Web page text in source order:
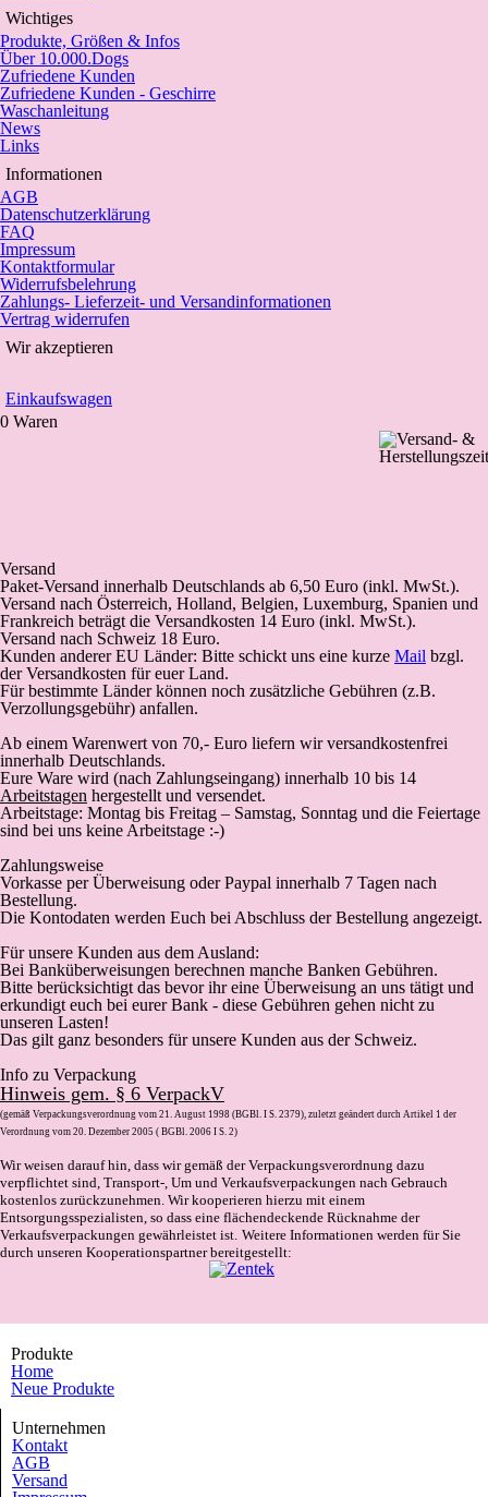
Wichtiges
Produkte, Größen & Infos
Über 10.000.Dogs
Zufriedene Kunden
Zufriedene Kunden - Geschirre
Waschanleitung
News
Links
Informationen
AGB
Datenschutzerklärung
FAQ
Impressum
Kontaktformular
Widerrufsbelehrung
Zahlungs- Lieferzeit- und Versandinformationen
Vertrag widerrufen
Wir akzeptieren
Einkaufswagen
0 Waren
Versand
Paket-Versand innerhalb Deutschlands ab 6,50 Euro (inkl. MwSt.).
Versand nach Österreich, Holland, Belgien, Luxemburg, Spanien und
Frankreich beträgt die Versandkosten 14 Euro (inkl. MwSt.).
Versand nach Schweiz 18 Euro.
Kunden anderer EU Länder: Bitte schickt uns eine kurze Mail bzgl.
der Versandkosten für euer Land.
Für bestimmte Länder können noch zusätzliche Gebühren (z.B.
Verzollungsgebühr) anfallen.
Ab einem Warenwert von 70,- Euro liefern wir versandkostenfrei
innerhalb Deutschlands.
Eure Ware wird (nach Zahlungseingang) innerhalb 10 bis 14
Arbeitstagen hergestellt und versendet.
Arbeitstage: Montag bis Freitag – Samstag, Sonntag und die Feiertage
sind bei uns keine Arbeitstage :-)
Zahlungsweise
Vorkasse per Überweisung oder Paypal innerhalb 7 Tagen nach
Bestellung.
Die Kontodaten werden Euch bei Abschluss der Bestellung angezeigt.
Für unsere Kunden aus dem Ausland:
Bei Banküberweisungen berechnen manche Banken Gebühren.
Bitte berücksichtigt das bevor ihr eine Überweisung an uns tätigt und
erkundigt euch bei eurer Bank - diese Gebühren gehen nicht zu
unseren Lasten!
Das gilt ganz besonders für unsere Kunden aus der Schweiz.
Info zu Verpackung
Hinweis gem. § 6 VerpackV
(gemäß Verpackungsverordnung vom 21. August 1998 (BGBl. I S. 2379), zuletzt geändert durch Artikel 1 der
Verordnung vom 20. Dezember 2005 ( BGBl. 2006 I S. 2)
Wir weisen darauf hin, dass wir gemäß der Verpackungsverordnung dazu
verpflichtet sind, Transport-, Um und Verkaufsverpackungen nach Gebrauch
kostenlos zurückzunehmen. Wir kooperieren hierzu mit einem
Entsorgungsspezialisten, so dass eine flächendeckende Rücknahme der
Verkaufsverpackungen gewährleistet ist. Weitere Informationen werden für Sie
durch unseren Kooperationspartner bereitgestellt:
Produkte
Home
Neue Produkte
Unternehmen
Kontakt
AGB
Versand